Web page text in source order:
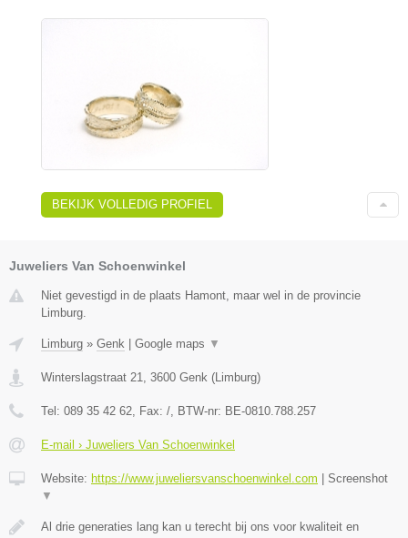
BEKIJK VOLLEDIG PROFIEL
Juweliers Van Schoenwinkel
Niet gevestigd in de plaats Hamont, maar wel in de provincie
Limburg.
Limburg » Genk Google maps ▼
Winterslagstraat 21, 3600 Genk (Limburg)
Tel: 089 35 42 62, Fax: /, BTW-nr: BE-0810.788.257
E-mail › Juweliers Van Schoenwinkel
Website: https://www.juweliersvanschoenwinkel.com
Screenshot
▼
Al drie generaties lang kan u terecht bij ons voor kwaliteit en